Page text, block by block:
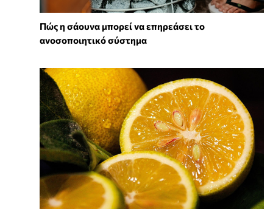
Πώς η σάουνα μπορεί να επηρεάσει το
ανοσοποιητικό σύστημα